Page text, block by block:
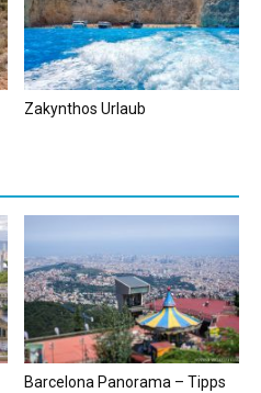
Zakynthos Urlaub
Barcelona Panorama – Tipps